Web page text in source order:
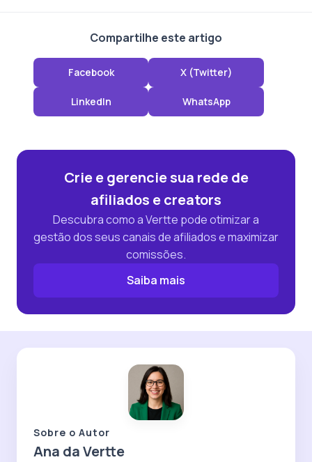
Compartilhe este artigo
Facebook X (Twitter)
LinkedIn WhatsApp
Crie e gerencie sua rede de
afiliados e creators
Descubra como a Vertte pode otimizar a
gestão dos seus canais de afiliados e maximizar
comissões.
Saiba mais
Sobre o Autor
Ana da Vertte